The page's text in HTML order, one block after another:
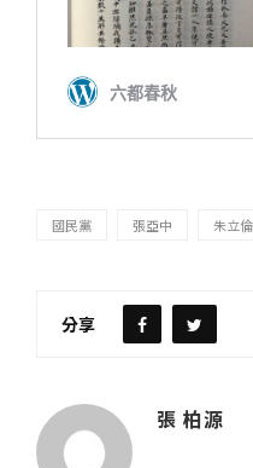
國民黨 張亞中 朱立倫
分享
張 柏源